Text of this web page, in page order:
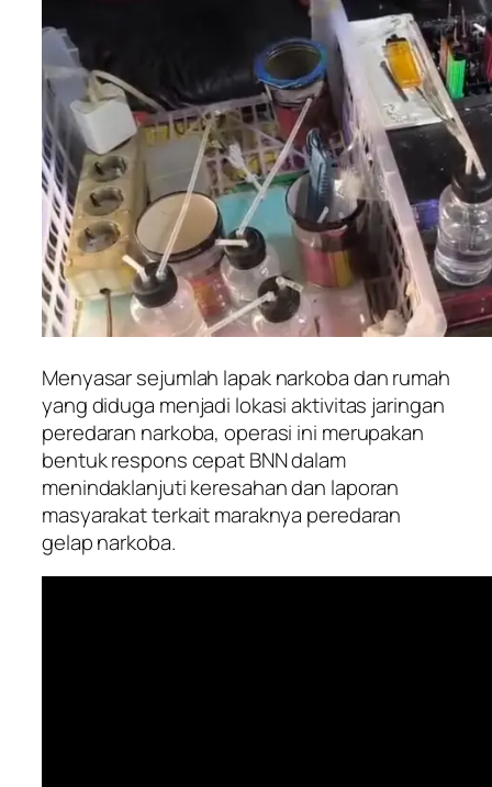
Menyasar sejumlah lapak narkoba dan rumah
yang diduga menjadi lokasi aktivitas jaringan
peredaran narkoba, operasi ini merupakan
bentuk respons cepat BNN dalam
menindaklanjuti keresahan dan laporan
masyarakat terkait maraknya peredaran
gelap narkoba.